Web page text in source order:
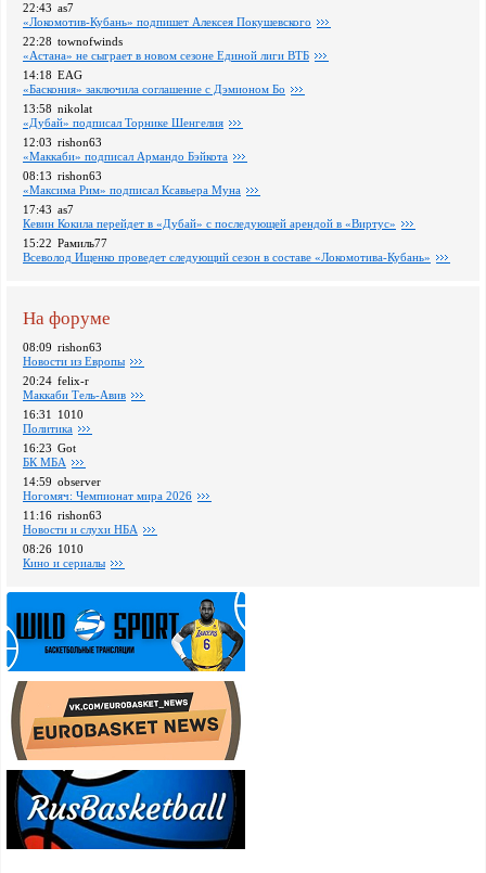
22:43 as7
«Локомотив-Кубань» подпишет Алексея Покушевского
22:28 townofwinds
«Астана» не сыграет в новом сезоне Единой лиги ВТБ
14:18 EAG
«Баскония» заключила соглашение с Дэмионом Бо
13:58 nikolat
«Дубай» подписал Торнике Шенгелия
12:03 rishon63
«Маккаби» подписал Армандо Бэйкота
08:13 rishon63
«Максима Рим» подписал Ксавьера Муна
17:43 as7
Кевин Кокила перейдет в «Дубай» с последующей арендой в «Виртус»
15:22 Рамиль77
Всеволод Ищенко проведет следующий сезон в составе «Локомотива-Кубань»
На форуме
08:09 rishon63
Новости из Европы
20:24 felix-r
Маккаби Тель-Авив
16:31
1010
Политика
16:23 Got
БК МБА
14:59 observer
Ногомяч: Чемпионат мира 2026
11:16 rishon63
Новости и слухи НБА
08:26 1010
Кино и сериалы